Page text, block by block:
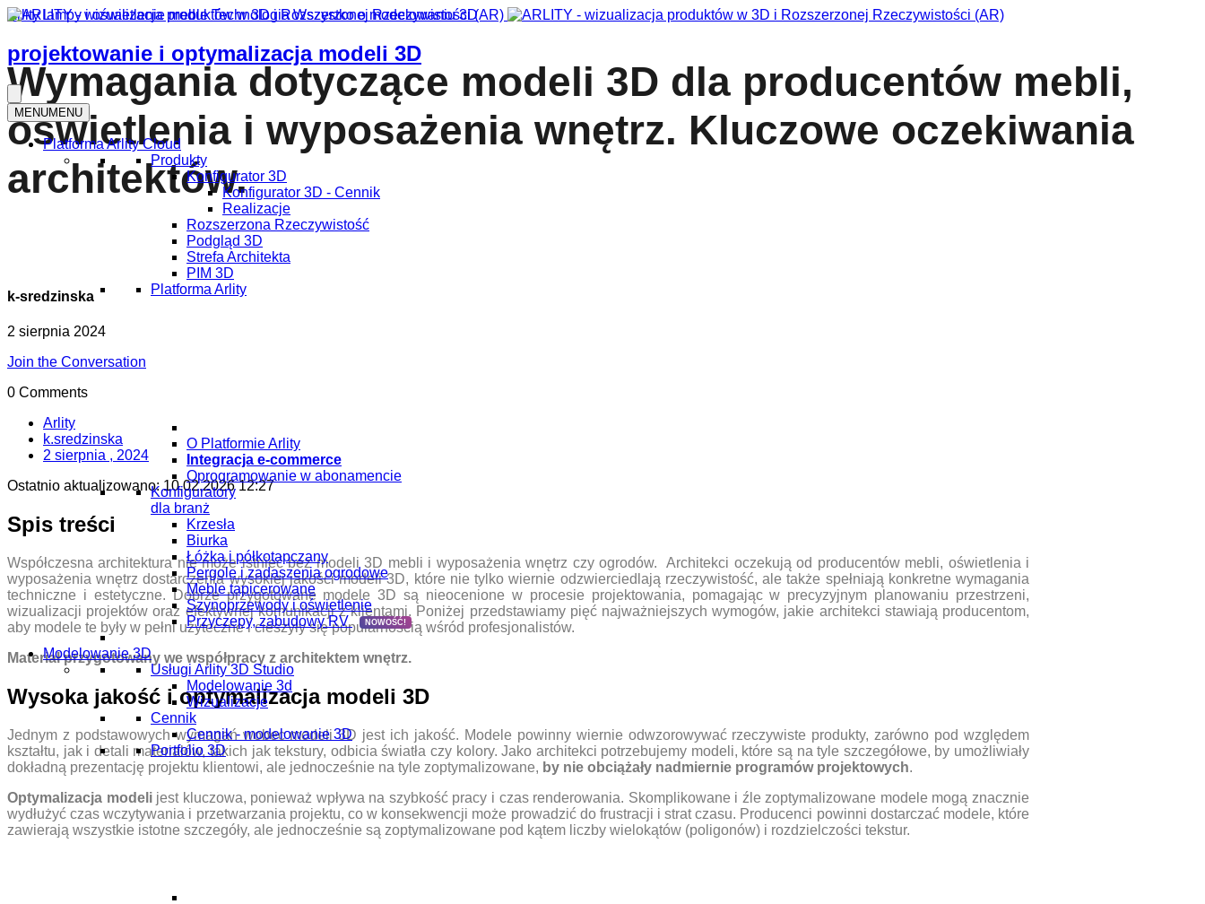
projektowanie i optymalizacja modeli 3D
MENUMENU
Platforma Arlity Cloud
Produkty
Konfigurator 3D
Konfigurator 3D - Cennik
Realizacje
Rozszerzona Rzeczywistość
Podgląd 3D
Strefa Architekta
PIM 3D
Platforma Arlity
O Platformie Arlity
Integracja e-commerce
Oprogramowanie w abonamencie
Konfiguratory
dla branż
Krzesła
Biurka
Łóżka i półkotapczany
Pergole i zadaszenia ogrodowe
Meble tapicerowane
Szynoprzewody i oświetlenie
Przyczepy, zabudowy RV
NOWOŚĆ!
Modelowanie 3D
Usługi Arlity 3D Studio
Modelowanie 3d
Wizualizacje
Cennik
Cennik - modelowanie 3D
Portfolio 3D
Arlity lampy i oświetlenie meble Technologia Wszystko o modelowaniu 3D
Wymagania dotyczące modeli 3D dla producentów mebli,
oświetlenia i wyposażenia wnętrz. Kluczowe oczekiwania
architektów.
k-sredzinska
2 sierpnia 2024
Join the Conversation
0 Comments
Arlity
k.sredzinska
2 sierpnia , 2024
Ostatnio aktualizowano:10.02.2026 12:27
Spis treści
Współczesna architektura nie może istnieć bez modeli 3D mebli i wyposażenia wnętrz czy ogrodów. Architekci oczekują od producentów mebli, oświetlenia i
wyposażenia wnętrz dostarczenia wysokiej jakości modeli 3D, które nie tylko wiernie odzwierciedlają rzeczywistość, ale także spełniają konkretne wymagania
techniczne i estetyczne. Dobrze przygotowane modele 3D są nieocenione w procesie projektowania, pomagając w precyzyjnym planowaniu przestrzeni,
wizualizacji projektów oraz efektywnej komunikacji z klientami. Poniżej przedstawiamy pięć najważniejszych wymogów, jakie architekci stawiają producentom,
aby modele te były w pełni użyteczne i cieszyły się popularnością wśród profesjonalistów.
Materiał przygotowany we współpracy z architektem wnętrz.
Wysoka jakość i optymalizacja modeli 3D
Jednym z podstawowych wymagań wobec modeli 3D jest ich jakość. Modele powinny wiernie odwzorowywać rzeczywiste produkty, zarówno pod względem
kształtu, jak i detali materiałów, takich jak tekstury, odbicia światła czy kolory. Jako architekci potrzebujemy modeli, które są na tyle szczegółowe, by umożliwiały
dokładną prezentację projektu klientowi, ale jednocześnie na tyle zoptymalizowane, by nie obciążały nadmiernie programów projektowych.
Optymalizacja modelijest kluczowa, ponieważ wpływa na szybkość pracy i czas renderowania. Skomplikowane i źle zoptymalizowane modele mogą znacznie
wydłużyć czas wczytywania i przetwarzania projektu, co w konsekwencji może prowadzić do frustracji i strat czasu. Producenci powinni dostarczać modele, które
zawierają wszystkie istotne szczegóły, ale jednocześnie są zoptymalizowane pod kątem liczby wielokątów (poligonów) i rozdzielczości tekstur.